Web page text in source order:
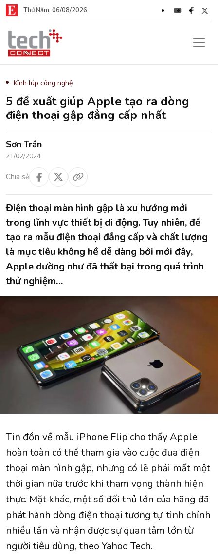
Thứ Năm, 06/08/2026
Kính lúp công nghệ
5 đề xuất giúp Apple tạo ra dòng
điện thoại gập đẳng cấp nhất
Sơn Trần
21/02/2024
Chia sẻ
Điện thoại màn hình gập là xu hướng mới
trong lĩnh vực thiết bị di động. Tuy nhiên, để
tạo ra mẫu điện thoại đẳng cấp và chất lượng
là mục tiêu không hề dễ dàng bởi mới đây,
Apple dường như đã thất bại trong quá trình
thử nghiệm…
Tin đồn về mẫu iPhone Flip cho thấy Apple
hoàn toàn có thể tham gia vào cuộc đua điện
thoại màn hình gập, nhưng có lẽ phải mất một
thời gian nữa trước khi tham vọng thành hiện
thực. Mặt khác, một số đối thủ lớn của hãng đã
phát hành dòng điện thoại tương tự, tinh chỉnh
nhiều lần và nhận được sự quan tâm lớn từ
người tiêu dùng, theo Yahoo Tech.